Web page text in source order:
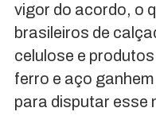
vigor do acordo, o
brasileiros de
celulose e
ferro e aço
para disputar esse